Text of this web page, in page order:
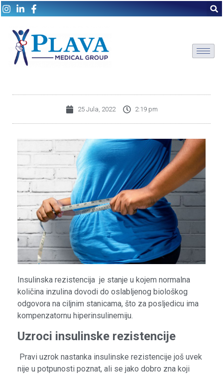
25 Jula, 2022 2:19 pm
Insulinska rezistencija je stanje u kojem normalna
količina inzulina dovodi do oslabljenog biološkog
odgovora na ciljnim stanicama, što za posljedicu ima
kompenzatornu hiperinsulinemiju.
Uzroci insulinske rezistencije
Pravi uzrok nastanka insulinske rezistencije još uvek
nije u potpunosti poznat, ali se jako dobro zna koji